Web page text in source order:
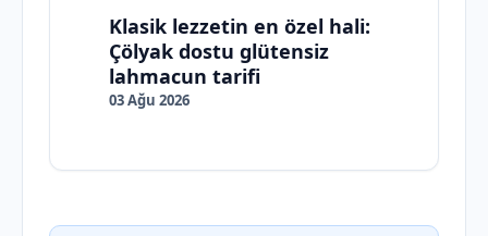
Klasik lezzetin en özel hali:
Çölyak dostu glütensiz
lahmacun tarifi
03 Ağu 2026